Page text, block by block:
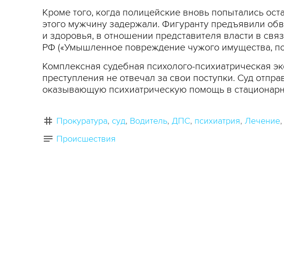
Кроме того, когда полицейские вновь попытались
этого мужчину задержали. Фигуранту предъявили
и здоровья, в отношении представителя власти в
РФ («Умышленное повреждение чужого имущества,
Комплексная судебная психолого-психиатрическая
преступления не отвечал за свои поступки. Суд
оказывающую психиатрическую помощь в
Прокуратура суд Водитель ДПС психиатрия Лечение
Происшествия